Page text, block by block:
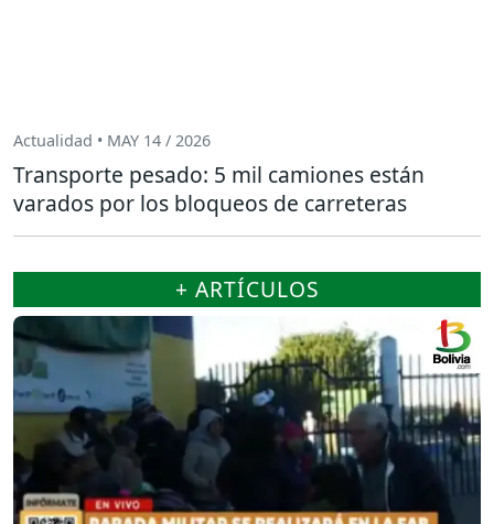
Actualidad • MAY 14 / 2026
Transporte pesado: 5 mil camiones están
varados por los bloqueos de carreteras
+ ARTÍCULOS